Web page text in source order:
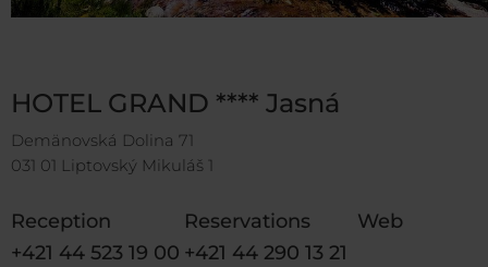
HOTEL GRAND **** Jasná
Demänovská Dolina 71
031 01 Liptovský Mikuláš 1
Reception
+421 44 523 19 00
Reservations
+421 44 290 13 21
Web